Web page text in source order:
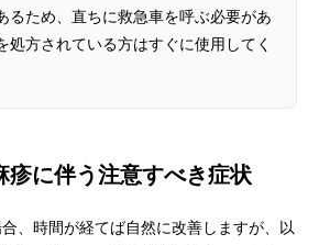
るため、直ちに救急車を呼ぶ必要があ
処方されている方はすぐに使用してく
疹に伴う注意すべき症状
、時間が経てば自然に改善しますが、以